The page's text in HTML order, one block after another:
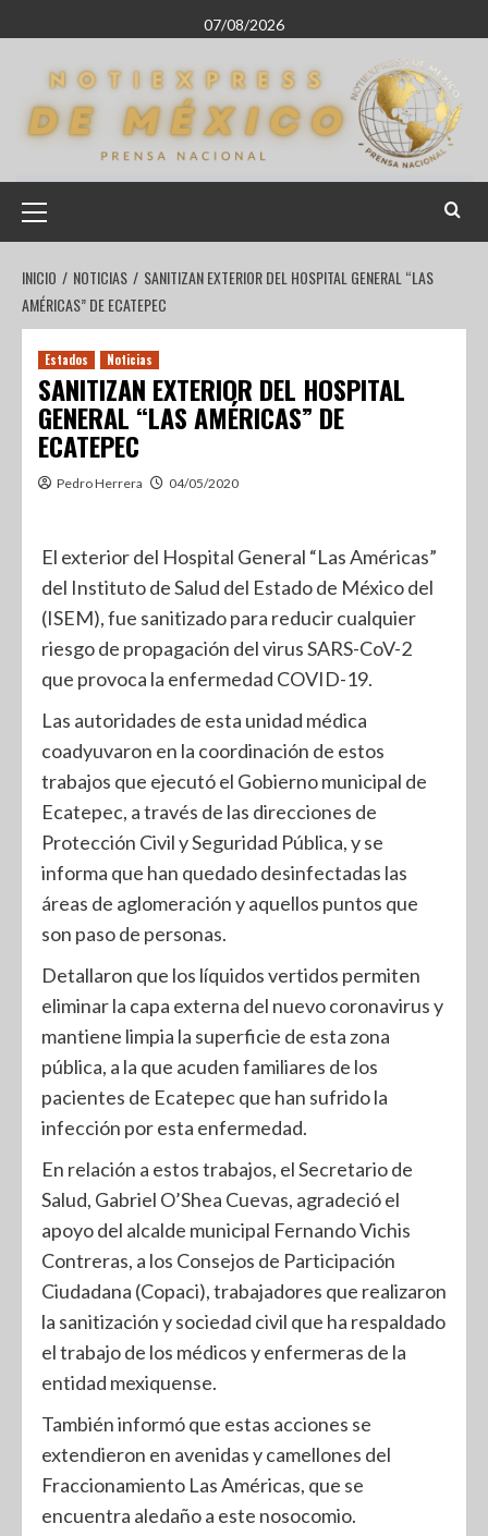
07/08/2026
INICIO NOTICIAS
SANITIZAN EXTERIOR DEL HOSPITAL GENERAL “LAS
AMÉRICAS” DE ECATEPEC
Estados Noticias
SANITIZAN EXTERIOR DEL HOSPITAL
GENERAL “LAS AMÉRICAS” DE
ECATEPEC
Pedro Herrera 04/05/2020
El exterior del Hospital General “Las Américas”
del Instituto de Salud del Estado de México del
(ISEM), fue sanitizado para reducir cualquier
riesgo de propagación del virus SARS-CoV-2
que provoca la enfermedad COVID-19.
Las autoridades de esta unidad médica
coadyuvaron en la coordinación de estos
trabajos que ejecutó el Gobierno municipal de
Ecatepec, a través de las direcciones de
Protección Civil y Seguridad Pública, y se
informa que han quedado desinfectadas las
áreas de aglomeración y aquellos puntos que
son paso de personas.
Detallaron que los líquidos vertidos permiten
eliminar la capa externa del nuevo coronavirus y
mantiene limpia la superficie de esta zona
pública, a la que acuden familiares de los
pacientes de Ecatepec que han sufrido la
infección por esta enfermedad.
En relación a estos trabajos, el Secretario de
Salud, Gabriel O’Shea Cuevas, agradeció el
apoyo del alcalde municipal Fernando Vichis
Contreras, a los Consejos de Participación
Ciudadana (Copaci), trabajadores que realizaron
la sanitización y sociedad civil que ha respaldado
el trabajo de los médicos y enfermeras de la
entidad mexiquense.
También informó que estas acciones se
extendieron en avenidas y camellones del
Fraccionamiento Las Américas, que se
encuentra aledaño a este nosocomio.